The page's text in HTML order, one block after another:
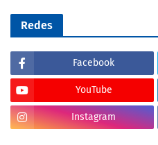
Redes
Facebook
YouTube
Instagram